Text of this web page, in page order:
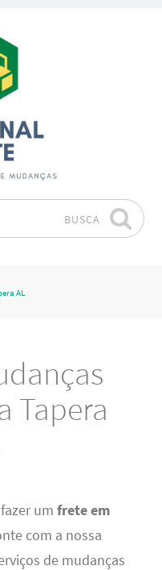
BUSCA
AL
Tapera
um frete em
com a nossa
de mudanças